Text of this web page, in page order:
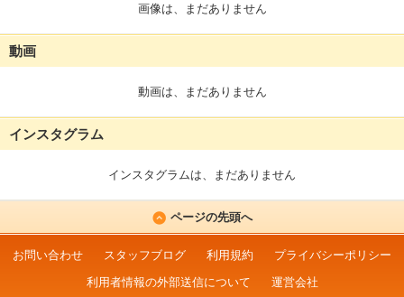
画像は、まだありません
動画
動画は、まだありません
インスタグラム
インスタグラムは、まだありません
ページの先頭へ
お問い合わせ スタッフブログ 利用規約
プライバシーポリシー
利用者情報の外部送信について
運営会社